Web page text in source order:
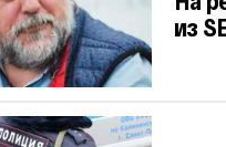
из